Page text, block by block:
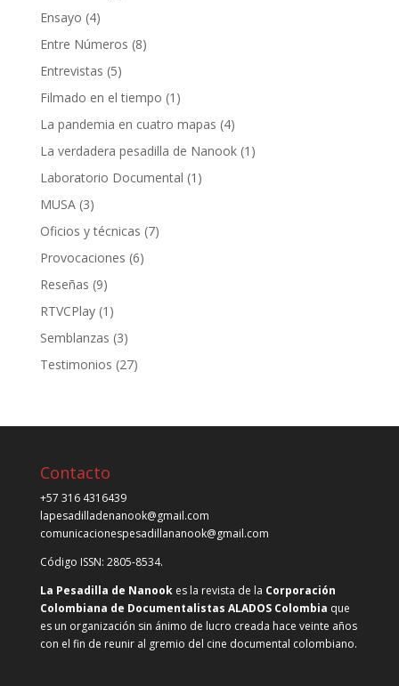
Ensayo (4)
Entre Números (8)
Entrevistas (5)
Filmado en el tiempo (1)
La pandemia en cuatro mapas (4)
La verdadera pesadilla de Nanook(1)
Laboratorio Documental (1)
MUSA(3)
Oficios y técnicas (7)
Provocaciones (6)
Reseñas (9)
RTVCPlay(1)
Semblanzas (3)
Testimonios (27)
Contacto
+57 316 4316439
lapesadilladenanook@gmail.com
comunicacionespesadillananook@gmail.com
Código ISSN: 2805-8534.
La Pesadilla de Nanookes la revista de la Corporación
Colombiana de Documentalistas ALADOS Colombia que
es un organización sin ánimo de lucro creada hace veinte años
con el fin de reunir al gremio del cine documental colombiano.